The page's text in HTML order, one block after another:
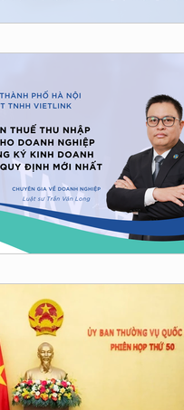
tuyên truyền pháp luật